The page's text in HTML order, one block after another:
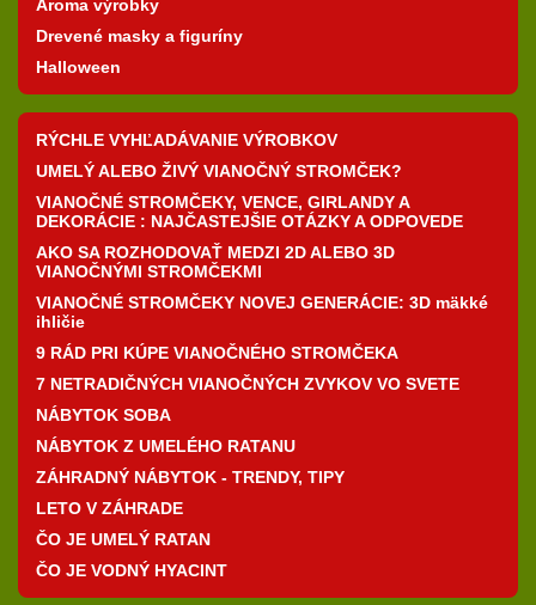
Aroma výrobky
Drevené masky a figuríny
Halloween
RÝCHLE VYHĽADÁVANIE VÝROBKOV
UMELÝ ALEBO ŽIVÝ VIANOČNÝ STROMČEK?
VIANOČNÉ STROMČEKY, VENCE, GIRLANDY A
DEKORÁCIE : NAJČASTEJŠIE OTÁZKY A ODPOVEDE
AKO SA ROZHODOVAŤ MEDZI 2D ALEBO 3D
VIANOČNÝMI STROMČEKMI
VIANOČNÉ STROMČEKY NOVEJ GENERÁCIE: 3D mäkké
ihličie
9 RÁD PRI KÚPE VIANOČNÉHO STROMČEKA
7 NETRADIČNÝCH VIANOČNÝCH ZVYKOV VO SVETE
NÁBYTOK SOBA
NÁBYTOK Z UMELÉHO RATANU
ZÁHRADNÝ NÁBYTOK - TRENDY, TIPY
LETO V ZÁHRADE
ČO JE UMELÝ RATAN
ČO JE VODNÝ HYACINT